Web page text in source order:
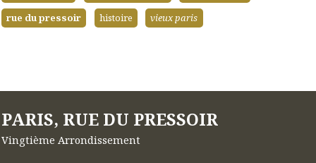
rue du pressoir
histoire vieux paris
PARIS, RUE DU PRESSOIR
Vingtième Arrondissement